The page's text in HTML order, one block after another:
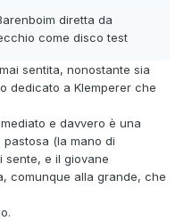
diretta da
come disco test
sentita, nonostante sia
dedicato a Klemperer che
e davvero è una
(la mano di
sente, e il giovane
comunque alla grande, che